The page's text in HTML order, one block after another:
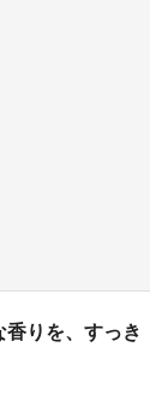
りを、すっき